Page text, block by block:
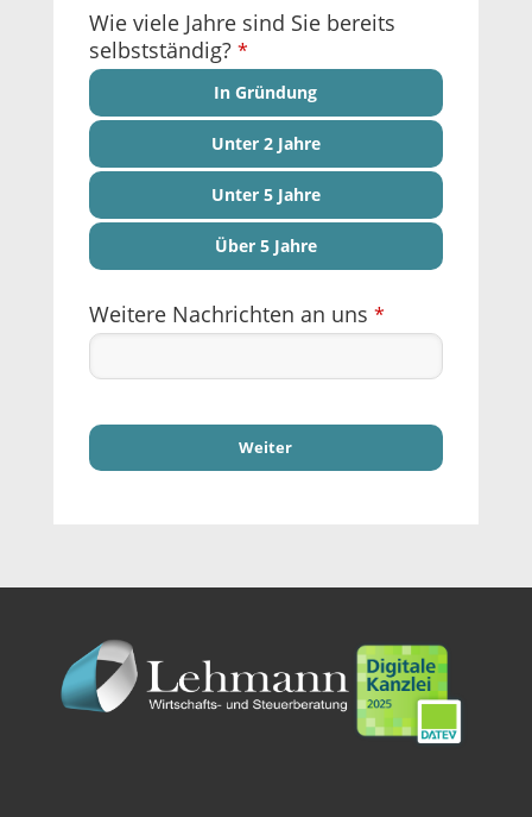
Wie viele Jahre sind Sie bereits
selbstständig? *
In Gründung
Unter 2 Jahre
Unter 5 Jahre
Über 5 Jahre
Weitere Nachrichten an uns *
Weiter